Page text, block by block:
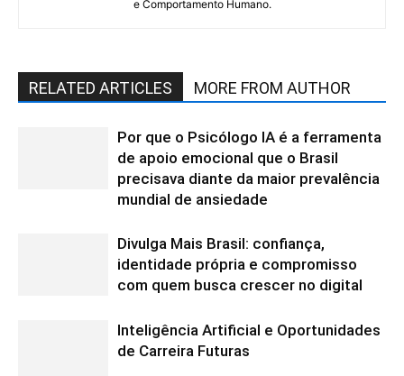
e Comportamento Humano.
RELATED ARTICLES MORE FROM AUTHOR
Por que o Psicólogo IA é a ferramenta
de apoio emocional que o Brasil
precisava diante da maior prevalência
mundial de ansiedade
Divulga Mais Brasil: confiança,
identidade própria e compromisso
com quem busca crescer no digital
Inteligência Artificial e Oportunidades
de Carreira Futuras